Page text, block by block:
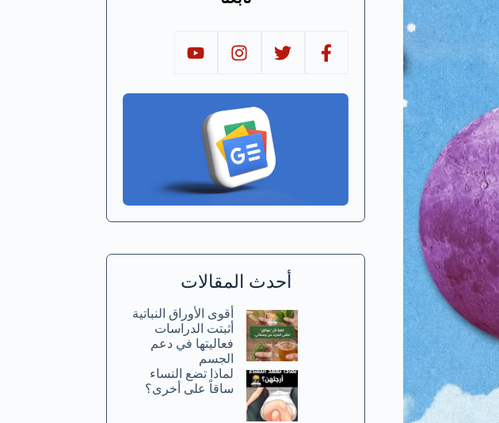
أحدث المقالات
أقوى الأوراق النباتية
أثبتت الدراسات
فعاليتها في دعم
الجسم
لماذا تضع النساء
ساقاً على أخرى؟